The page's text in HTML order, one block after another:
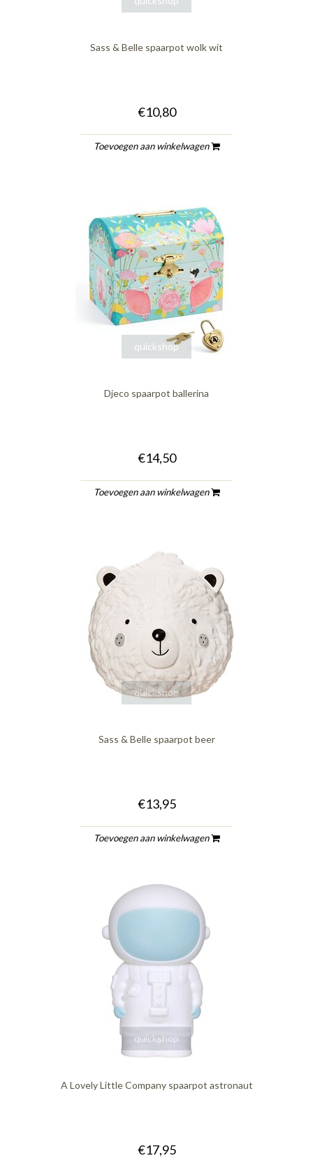
Sass & Belle spaarpot wolk wit
€10,80
Toevoegen aan winkelwagen
quickshop
Djeco spaarpot ballerina
€14,50
Toevoegen aan winkelwagen
quickshop
Sass & Belle spaarpot beer
€13,95
Toevoegen aan winkelwagen
quickshop
A Lovely Little Company spaarpot astronaut
€17,95